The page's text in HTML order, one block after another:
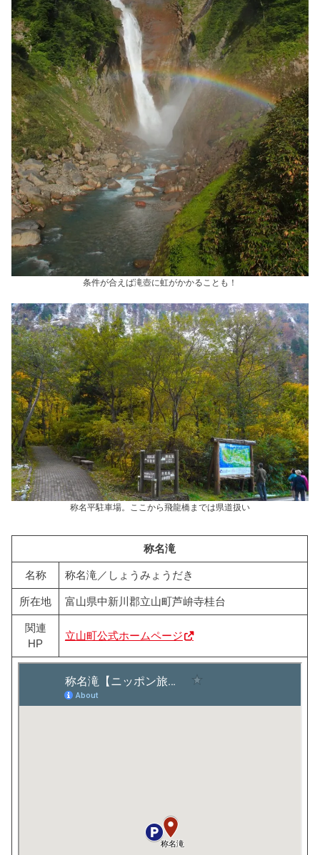
条件が合えば滝壺に虹がかかることも！
称名平駐車場。ここから飛龍橋までは県道扱い
称名滝
名称 称名滝／しょうみょうだき
所在地 富山県中新川郡立山町芦峅寺桂台
関連
HP
立山町公式ホームページ